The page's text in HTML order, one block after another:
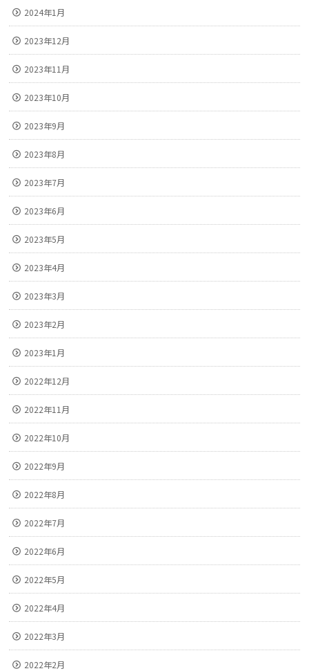
2024年1月
2023年12月
2023年11月
2023年10月
2023年9月
2023年8月
2023年7月
2023年6月
2023年5月
2023年4月
2023年3月
2023年2月
2023年1月
2022年12月
2022年11月
2022年10月
2022年9月
2022年8月
2022年7月
2022年6月
2022年5月
2022年4月
2022年3月
2022年2月